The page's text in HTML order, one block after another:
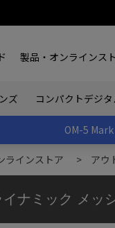
製品・オンラインス
ズ コンパクトデジ
OM-5
ラインストア > アウ
イナミック メ